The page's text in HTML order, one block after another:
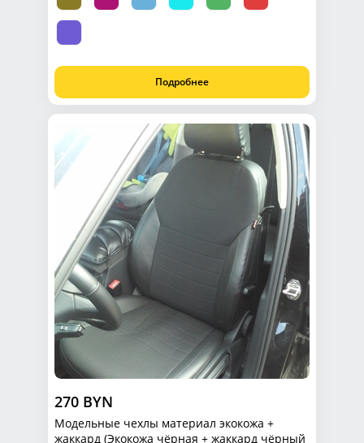
Подробнее
270 BYN
Модельные чехлы материал экокожа +
жаккард (Экокожа чёрная + жаккард чёрный